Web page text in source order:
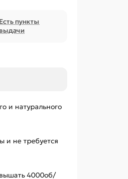
Есть пункты
выдачи
и натурального
и не требуется
4000об/